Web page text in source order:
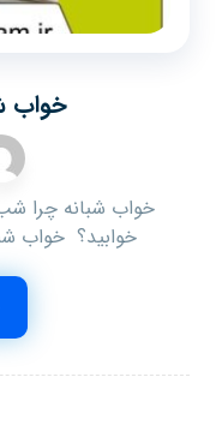
خواب
خواب شبانه چرا شب
خوابید؟ خواب